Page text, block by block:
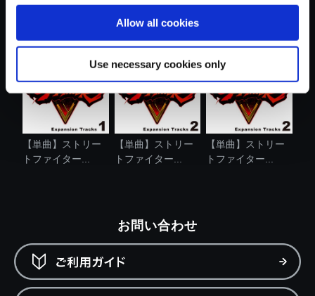
Allow all cookies
Use necessary cookies only
【単曲】ストリー
【単曲】ストリー
トファイター...
【単曲】ストリー
【単曲】ストリー
トファイター...
【単曲】ストリー
トファイター...
【単曲】ストリー
トファイター...
お問い合わせ